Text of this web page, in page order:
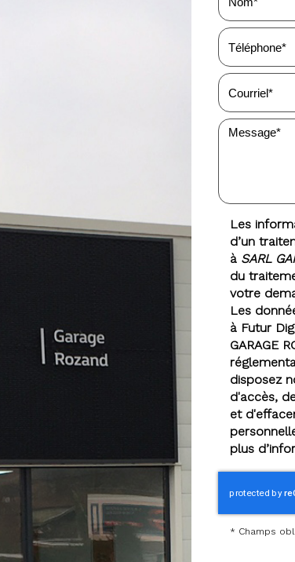
Les
d’un
à SARL
du
votre
Les
à Futur
GARAGE
disposez
d'accès,
et
plus
* Champs